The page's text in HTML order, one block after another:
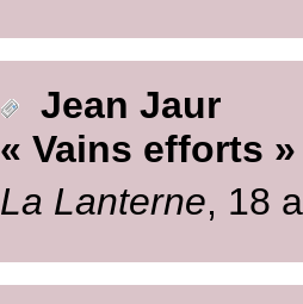
Jean Jaur
« Vains efforts »
La Lanterne, 18